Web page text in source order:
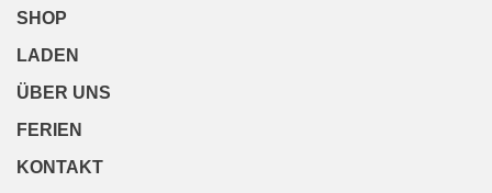
SHOP
LADEN
ÜBER UNS
FERIEN
KONTAKT